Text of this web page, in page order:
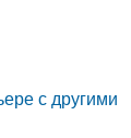
с другими